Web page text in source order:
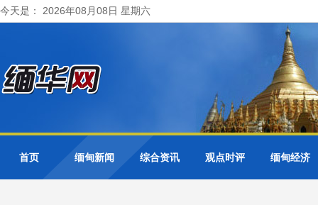
今天是： 2026年08月08日 星期六
首页 缅甸新闻 综合资讯 观点时评 缅甸经济